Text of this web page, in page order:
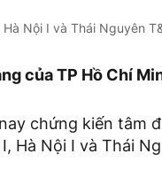
Nội I và Thái Nguyên
của TP Hồ Chí
chứng kiến tâm
Hà Nội I và Thái